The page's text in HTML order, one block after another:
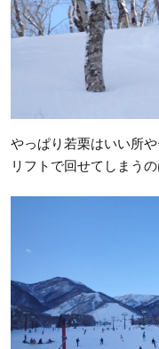
やっぱり若栗はいい所や
リフトで回せてしまうの